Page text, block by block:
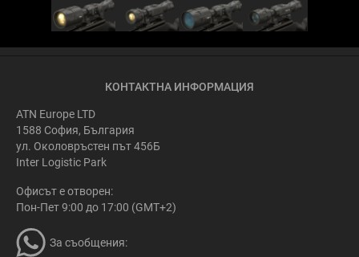
КОНТАКТНА ИНФОРМАЦИЯ
ATN Europe LTD
1588 София, България
ул. Околовръстен път 456Б
Inter Logistic Park
Офисът е отворен:
Пон-Пет 9:00 до 17:00 (GMT+2)
За съобщения: